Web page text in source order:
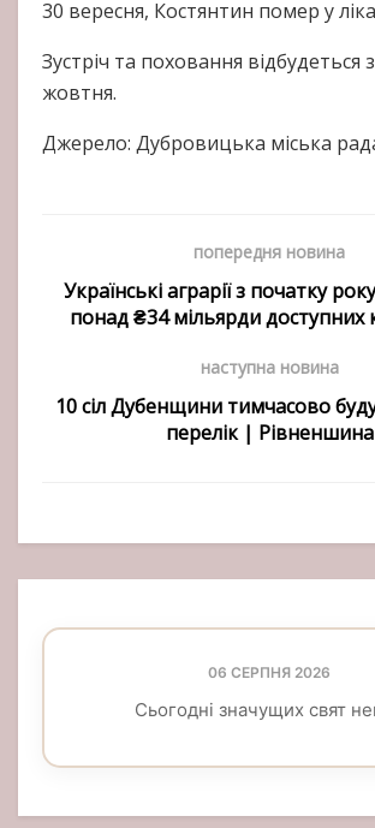
30 вересня, Костянтин помер у
Зустріч та поховання відбудеться
жовтня.
Джерело: Дубровицька міська
попередня новина
Українські аграрії з початку
понад ₴34 мільярди доступних
наступна новина
10 сіл Дубенщини тимчасово
перелік | Рівненшина
06 СЕРПНЯ 2026
Сьогодні значущих свят